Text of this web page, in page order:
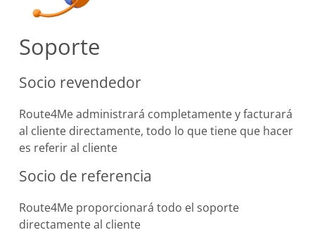
Soporte
Socio revendedor
Route4Me administrará completamente y facturará
al cliente directamente, todo lo que tiene que hacer
es referir al cliente
Socio de referencia
Route4Me proporcionará todo el soporte
directamente al cliente